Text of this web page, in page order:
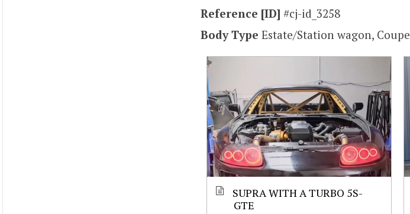
Reference [ID] #cj-id_3258
Body Type Estate/Station wagon, Coupe
SUPRA WITH A TURBO 5S-
GTE